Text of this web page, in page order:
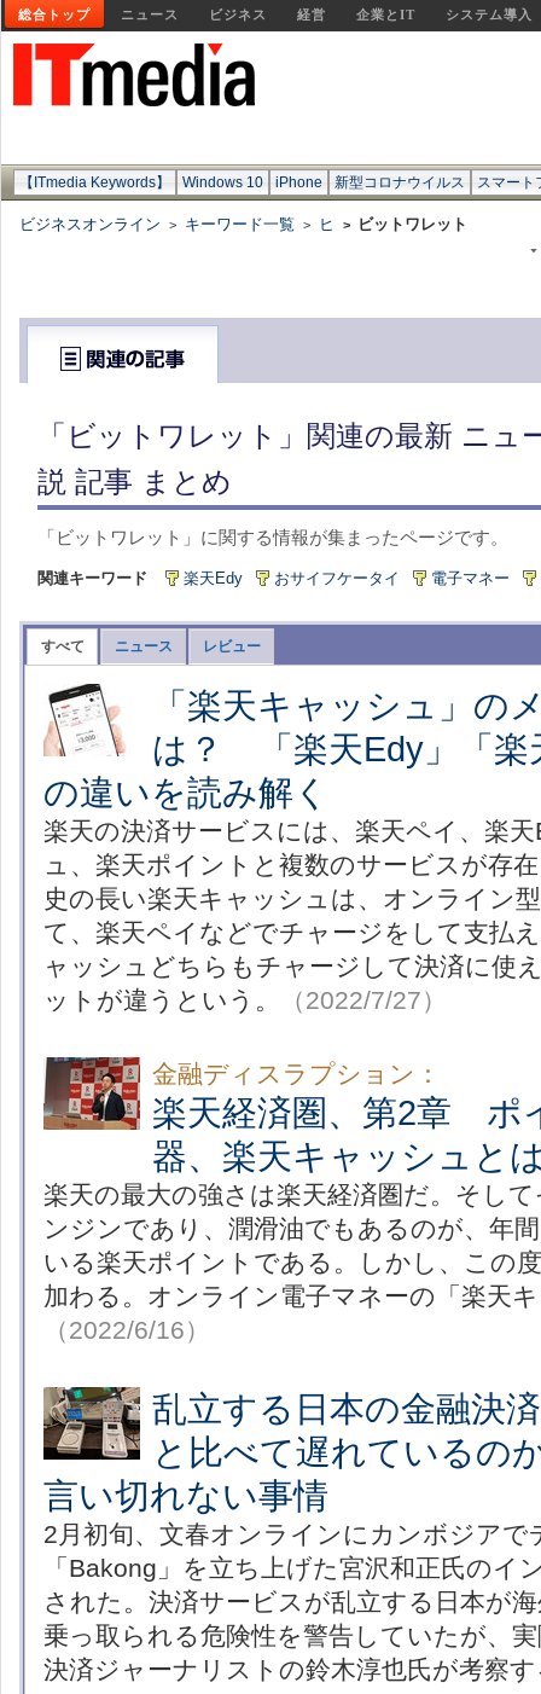
総合トップ ニュース ビジネス 経営 企業とIT システム導入
【ITmedia Keywords】 Windows 10 iPhone 新型コロナウイルス スマート
ビジネスオンライン > キーワード一覧 > ヒ > ビットワレット
「ビットワレット」関連の最新 ニュ
説 記事 まとめ
「ビットワレット」に関する情報が集まったページです。
関連キーワード 楽天Edy おサイフケータイ 電子マネー
すべて ニュース レビュー
「楽天キャッシュ」の
は？ 「楽天Edy」「楽
の違いを読み解く
楽天の決済サービスには、楽天ペイ、楽
ュ、楽天ポイントと複数のサービスが存
史の長い楽天キャッシュは、オンライン
て、楽天ペイなどでチャージをして支払
ャッシュどちらもチャージして決済に使
ットが違うという。
（2022/7/27）
金融ディスラプション：
楽天経済圏、第2章 ポ
器、楽天キャッシュと
楽天の最大の強さは楽天経済圏だ。そし
ンジンであり、潤滑油でもあるのが、年
いる楽天ポイントである。しかし、この
加わる。オンライン電子マネーの「楽天
（2022/6/16）
乱立する日本の金融決
と比べて遅れている
言い切れない事情
2月初旬、文春オンラインにカンボジアで
「Bakong」を立ち上げた宮沢和正氏のイ
された。決済サービスが乱立する日本が
乗っ取られる危険性を警告していたが、
決済ジャーナリストの鈴木淳也氏が考察